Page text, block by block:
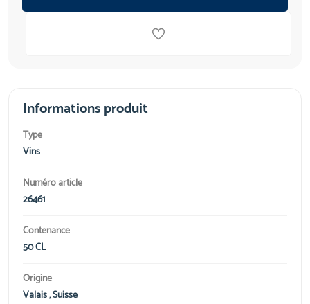
Informations produit
Type
Vins
Numéro article
26461
Contenance
50 CL
Origine
Valais , Suisse